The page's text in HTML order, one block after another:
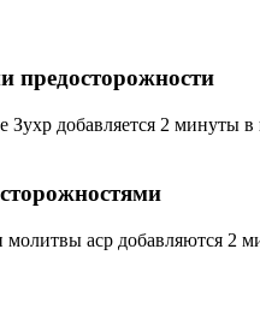
предосторожности
добавляется 2 минуты
аср добавляются 2